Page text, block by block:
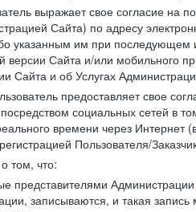
выражает свое согласие на
Сайта) по адресу
указанным им при
версии Сайта и/или мобильного
Сайта и об Услугах
предоставляет свое
социальных сетей в
времени через Интернет
Пользователя/
том, что:
представителями
записываются, и такая